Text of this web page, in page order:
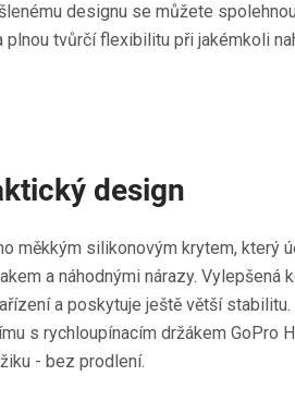
designu se můžete
plnou tvůrčí flexibilitu při jakémkoli
design
měkkým silikonovým krytem, který
a náhodnými nárazy. Vylepšená
a poskytuje ještě větší
s rychloupínacím držákem GoPro
- bez prodlení.